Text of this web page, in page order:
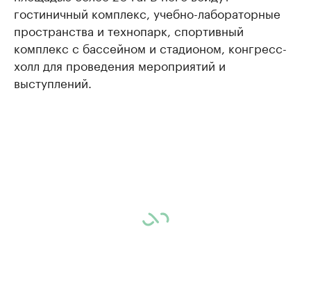
гостиничный комплекс, учебно-лабораторные
пространства и технопарк, спортивный
комплекс с бассейном и стадионом, конгресс-
холл для проведения мероприятий и
выступлений.